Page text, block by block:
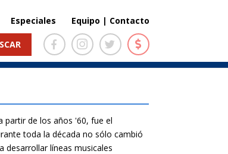
Especiales Equipo | Contacto
partir de los años '60, fue el
toda la década no sólo cambió
desarrollar líneas musicales